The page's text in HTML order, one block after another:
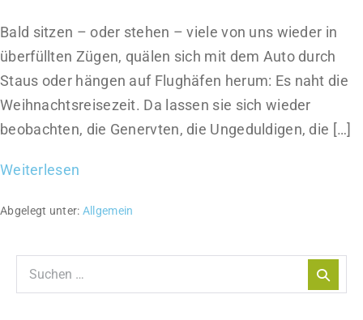
Bald sitzen – oder stehen – viele von uns wieder in
überfüllten Zügen, quälen sich mit dem Auto durch
Staus oder hängen auf Flughäfen herum: Es naht die
Weihnachtsreisezeit. Da lassen sie sich wieder
beobachten, die Genervten, die Ungeduldigen, die […]
Weiterlesen
Abgelegt unter: Allgemein